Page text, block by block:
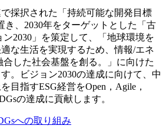
採択された「持続可能な開発目標
き、2030年をターゲットとした「古
2030」を策定して、「地球環境を
な生活を実現するため、情報/エネ
した社会基盤を創る。」に向けた
。ビジョン2030の達成に向けて、中
目指すESG経営をOpen，Agile，
の達成に貢献します。
への取り組み